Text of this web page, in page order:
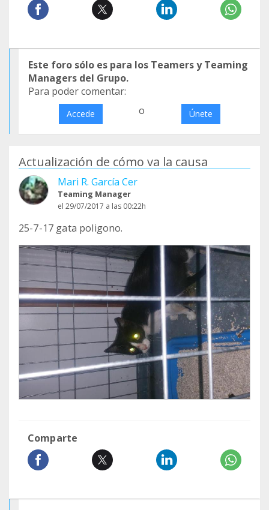
Este foro sólo es para los Teamers y Teaming
Managers del Grupo.
Para poder comentar:
Accede o Únete
Actualización de cómo va la causa
Mari R. García Cer
Teaming Manager
el 29/07/2017 a las 00:22h
25-7-17 gata poligono.
Comparte